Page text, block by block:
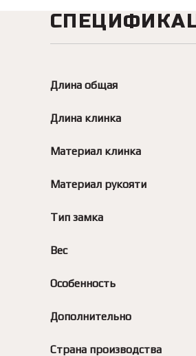
Длина общая
Длина клинка
Материал клинка
Материал рукояти
Тип замка
Вес
Особенность
Дополнительно
Страна производства